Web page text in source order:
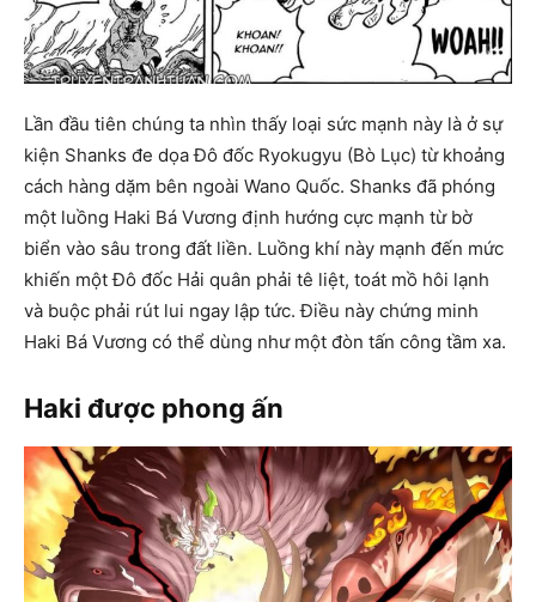
Lần đầu tiên chúng ta nhìn thấy loại sức mạnh này là ở sự
kiện Shanks đe dọa Đô đốc Ryokugyu (Bò Lục) từ khoảng
cách hàng dặm bên ngoài Wano Quốc. Shanks đã phóng
một luồng Haki Bá Vương định hướng cực mạnh từ bờ
biển vào sâu trong đất liền. Luồng khí này mạnh đến mức
khiến một Đô đốc Hải quân phải tê liệt, toát mồ hôi lạnh
và buộc phải rút lui ngay lập tức. Điều này chứng minh
Haki Bá Vương có thể dùng như một đòn tấn công tầm xa.
Haki được phong ấn